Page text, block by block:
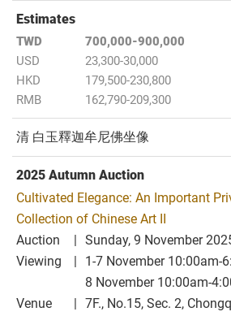
Estimates
TWD
700,000-900,000
USD
23,300-30,000
HKD
179,500-230,800
RMB
162,790-209,300
清 白玉釋迦牟尼佛坐像
2025 Autumn Auction
Cultivated Elegance: An Important
Collection of Chinese Art II
Auction
Sunday, 9 November
Viewing
1-7 November 10:00am-
8 November 10:00am-
Venue
7F., No.15, Sec. 2,